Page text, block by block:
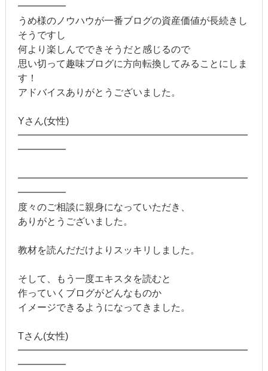
━━━━━
うめ様のノウハウが一番ブログの資産価値が長続きし
そうですし
何より楽しんでできそうだと感じるので
思い切って趣味ブログに方向転換してみることにしま
す！
アドバイスありがとうございました。
Yさん(女性)
━━━━━━━━━━━━━━━━━━━━━━━━
━━━━━
━━━━━━━━━━━━━━━━━━━━━━━━
━━━━━
度々のご相談に親身になっていただき、
ありがとうございました。
教材を読んだだけよりスッキリしました。
そして、もう一度エキスタを読むと
作っていくブログがどんなものか
イメージできるようになってきました。
Tさん(女性)
━━━━━━━━━━━━━━━━━━━━━━━━
━━━━━